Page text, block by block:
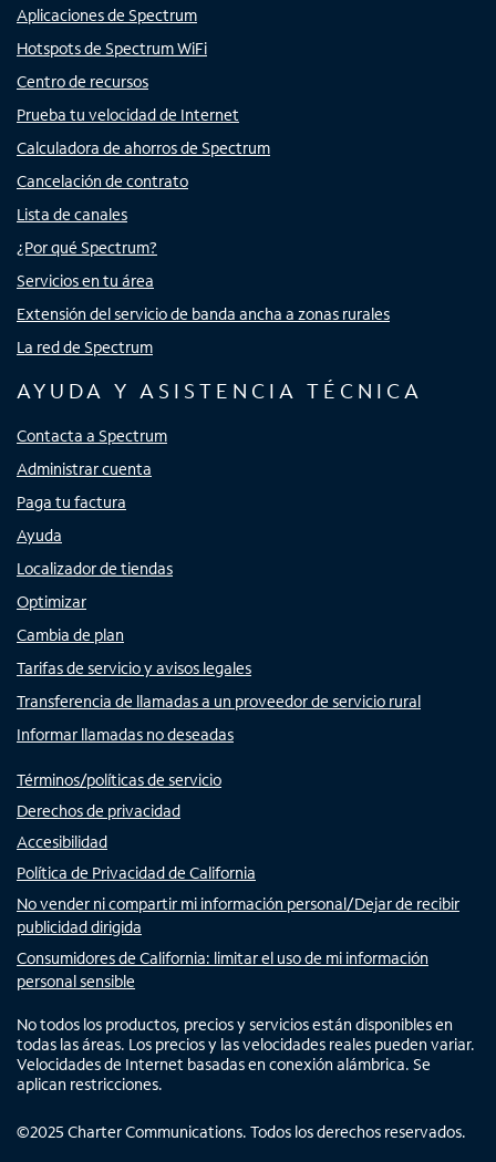
Aplicaciones de Spectrum
Hotspots de Spectrum WiFi
Centro de recursos
Prueba tu velocidad de Internet
Calculadora de ahorros de Spectrum
Cancelación de contrato
Lista de canales
¿Por qué Spectrum?
Servicios en tu área
Extensión del servicio de banda ancha a zonas rurales
La red de Spectrum
AYUDA Y ASISTENCIA TÉCNICA
Contacta a Spectrum
Administrar cuenta
Paga tu factura
Ayuda
Localizador de tiendas
Optimizar
Cambia de plan
Tarifas de servicio y avisos legales
Transferencia de llamadas a un proveedor de servicio rural
Informar llamadas no deseadas
Términos/políticas de servicio
Derechos de privacidad
Accesibilidad
Política de Privacidad de California
No vender ni compartir mi información personal/Dejar de recibir
publicidad dirigida
Consumidores de California: limitar el uso de mi información
personal sensible
No todos los productos, precios y servicios están disponibles en
todas las áreas. Los precios y las velocidades reales pueden variar.
Velocidades de Internet basadas en conexión alámbrica. Se
aplican restricciones.
©2025 Charter Communications. Todos los derechos reservados.